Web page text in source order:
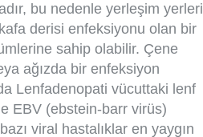
bu nedenle yerleşim yerleri
derisi enfeksiyonu olan bir
sahip olabilir. Çene
ağızda bir enfeksiyon
Lenfadenopati vücuttaki lenf
EBV (ebstein-barr virüs)
viral hastalıklar en yaygın